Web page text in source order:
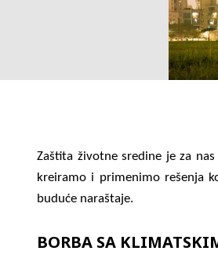
Zaštita životne sredine je za
kreiramo i primenimo rešenja
buduće naraštaje.
BORBA SA